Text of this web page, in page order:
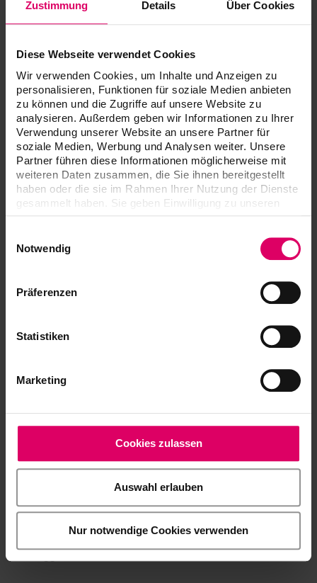
Zustimmung Details Über Cookies
Diese Webseite verwendet Cookies
Wir verwenden Cookies, um Inhalte und Anzeigen zu
personalisieren, Funktionen für soziale Medien anbieten
zu können und die Zugriffe auf unsere Website zu
analysieren. Außerdem geben wir Informationen zu Ihrer
Verwendung unserer Website an unsere Partner für
soziale Medien, Werbung und Analysen weiter. Unsere
Partner führen diese Informationen möglicherweise mit
weiteren Daten zusammen, die Sie ihnen bereitgestellt
haben oder die sie im Rahmen Ihrer Nutzung der Dienste
gesammelt haben. Sie geben Einwilligung zu unseren
Notwendig
Präferenzen
Statistiken
Marketing
Cookies zulassen
Auswahl erlauben
Nur notwendige Cookies verwenden
naturali nei collaudati standard cromatici VITA
SYSTEM 3D-MASTER®, VITA classical A1–
colori Bleached secondo lo standard della
ADA (American Dental Association)
Interfaccia Bluetooth® per la comunicazione
col software per PC VITA Assist e con la App
per smartphone VITA mobileAssist
Downloads
disponibili esclusivamente sulla nostra piattaforma
Info prodotto
Opuscolo di concetto
Video prodotto